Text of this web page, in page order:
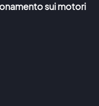
sui motori